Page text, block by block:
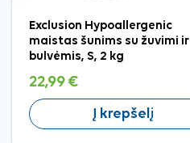
Exclusion Hypoallergenic
maistas šunims su žuvimi ir
bulvėmis, S, 2 kg
22,99 €
Į krepšelį